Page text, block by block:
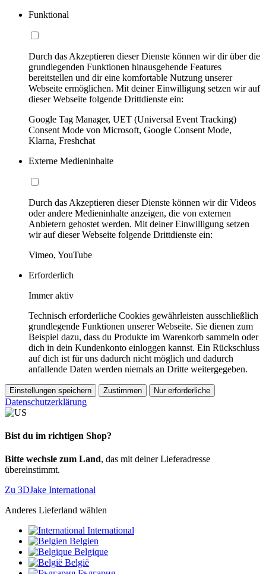
Funktional
Durch das Akzeptieren dieser Dienste können wir dir über die
grundlegenden Funktionen hinausgehende Features
bereitstellen und dir eine komfortable Nutzung unserer
Webseite ermöglichen. Mit deiner Einwilligung setzen wir auf
dieser Webseite folgende Drittdienste ein:
Google Tag Manager, UET (Universal Event Tracking)
Consent Mode von Microsoft, Google Consent Mode,
Klarna, Freshchat
Externe Medieninhalte
Durch das Akzeptieren dieser Dienste können wir dir Videos
oder andere Medieninhalte anzeigen, die von externen
Anbietern gehostet werden. Mit deiner Einwilligung setzen
wir auf dieser Webseite folgende Drittdienste ein:
Vimeo, YouTube
Erforderlich
Immer aktiv
Technisch erforderliche Cookies gewährleisten ausschließlich
grundlegende Funktionen unserer Webseite. Sie dienen zum
Beispiel dazu, dass du Produkte im Warenkorb sammeln oder
dich in dein Kundenkonto einloggen kannst. Ein Rückschluss
auf dich ist für uns dadurch nicht möglich und dadurch
anfallende Daten werden niemals an Dritte weitergegeben.
Einstellungen speichern Zustimmen Nur erforderliche
Datenschutzerklärung
Bist du im richtigen Shop?
Bitte wechsle zum Land, das mit deiner Lieferadresse
übereinstimmt.
Zu 3DJake International
Anderes Lieferland wählen
International
Belgien
Belgique
België